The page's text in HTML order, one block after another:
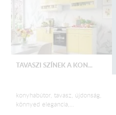
TAVASZI SZÍNEK A KON...
konyhabútor, tavasz, újdonság,
könnyed elegancia,...